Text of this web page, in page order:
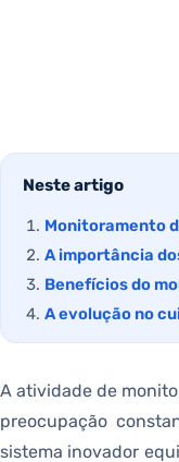
Neste artigo
Monitoramento
A importância
Benefícios do
A evolução no
A atividade de
preocupação
sistema inovador